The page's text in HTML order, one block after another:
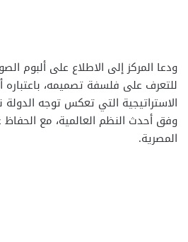
ودعا المركز إلى الاطلاع على ألبوم
للتعرف على فلسفة تصميمه، باعتباره
الاستراتيجية التي تعكس توجه
وفق أحدث النظم العالمية، مع الحفاظ
المصرية.